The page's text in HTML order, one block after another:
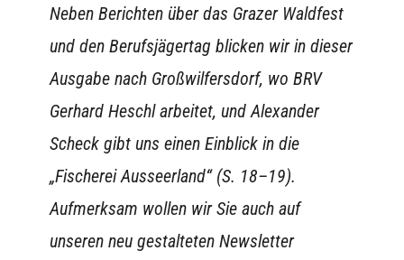
Neben Berichten über das Grazer Waldfest
und den Berufsjägertag blicken wir in dieser
Ausgabe nach Großwilfersdorf, wo BRV
Gerhard Heschl arbeitet, und Alexander
Scheck gibt uns einen Einblick in die
„Fischerei Ausseerland“ (S. 18–19).
Aufmerksam wollen wir Sie auch auf
unseren neu gestalteten Newsletter